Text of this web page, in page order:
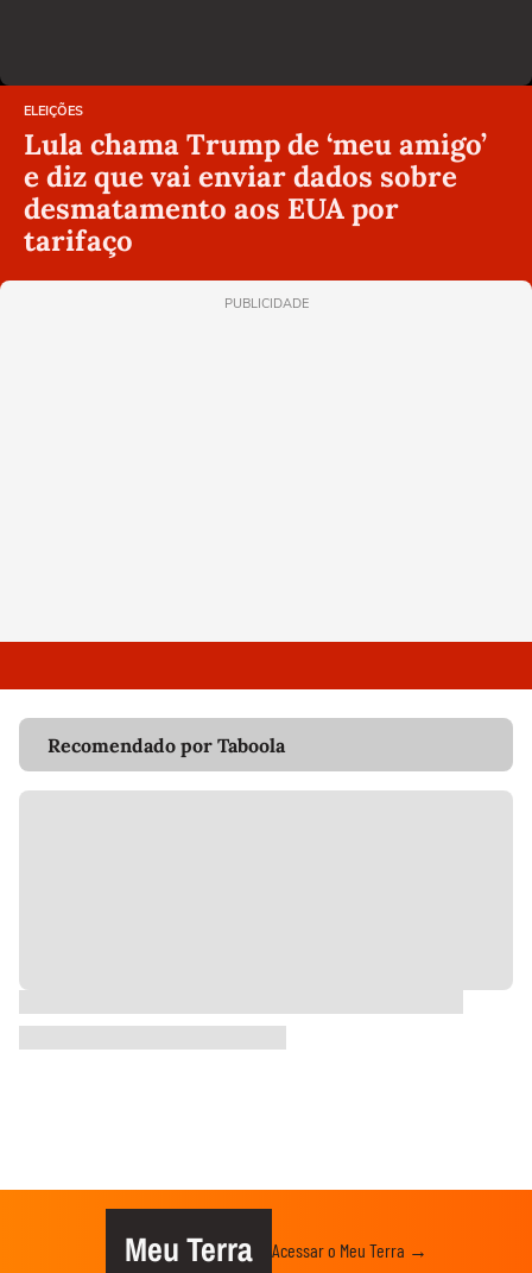
ELEIÇÕES
Lula chama Trump de ‘meu amigo’
e diz que vai enviar dados sobre
desmatamento aos EUA por
tarifaço
PUBLICIDADE
Recomendado por Taboola
Meu Terra Acessar o Meu Terra →